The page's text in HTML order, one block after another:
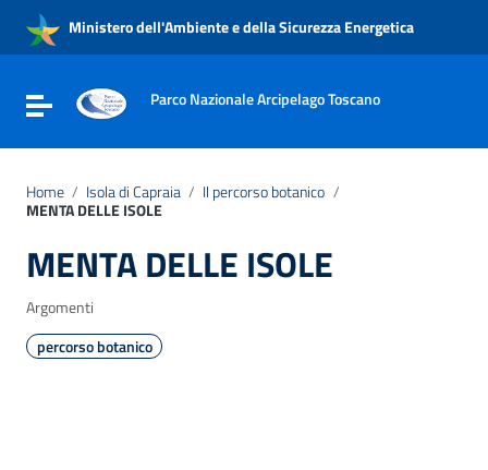
Vai al menu di navigazione
Vai al footer
Ministero dell'Ambiente e della Sicurezza Energetica
Attiva / disattiva la navigazione
Parco Nazionale Arcipelago Toscano
Home / Isola di Capraia / Il percorso botanico /
MENTA DELLE ISOLE
MENTA DELLE ISOLE
Argomenti
percorso botanico